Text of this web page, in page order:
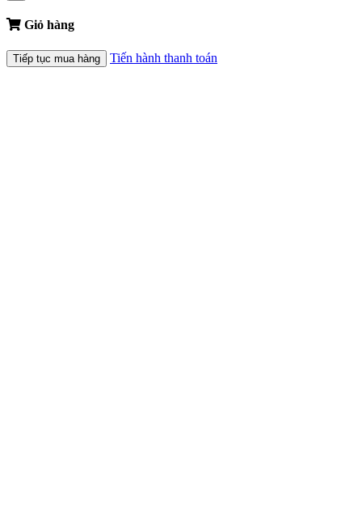
Giỏ hàng
Tiếp tục mua hàng Tiến hành thanh toán